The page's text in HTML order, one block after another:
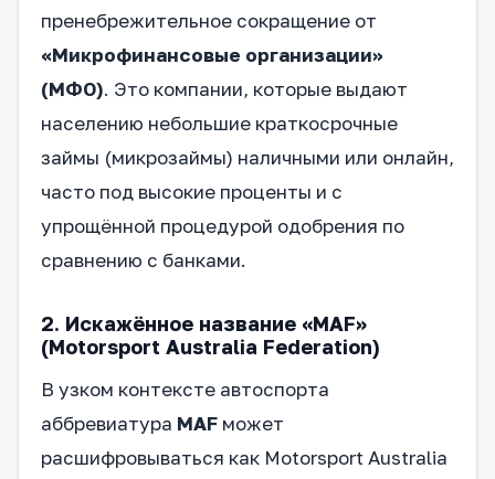
пренебрежительное сокращение от
«Микрофинансовые организации»
(МФО). Это компании, которые выдают
населению небольшие краткосрочные
займы (микрозаймы) наличными или онлайн,
часто под высокие проценты и с
упрощённой процедурой одобрения по
сравнению с банками.
2. Искажённое название «MAF»
(Motorsport Australia Federation)
В узком контексте автоспорта
аббревиатура MAF может
расшифровываться как Motorsport Australia